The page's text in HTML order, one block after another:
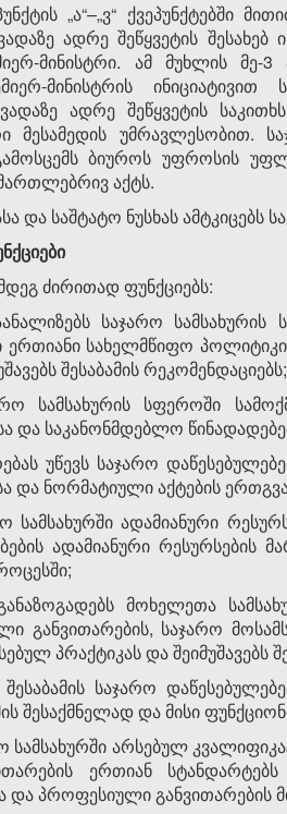
„ა“–„ვ“
ადრე შეწყვეტის
მინისტრი. ამ მუხლის მე-3
მინისტრის
ადრე შეწყვეტის
მესამედის უმრავლესობით.
გამოსცემს ბიუროს უფროსის
აქტს.
და საშტატო ნუსხას
ძირითად ფუნქციებს:
საჯარო
ერთიანი სახელმწიფო
შესაბამის რეკომენდაციებს;
სამსახურის სფეროში
და საკანონმდებლო
უწევს საჯარო
და ნორმატიული აქტების
სამსახურში ადამიანური
ადამიანური
მოხელეთა
განვითარების, საჯარო
პრაქტიკას და შეიმუშავებს
საჯარო
შესაქმნელად და მისი
სამსახურში არსებულ
ერთიან
და პროფესიული განვითარების